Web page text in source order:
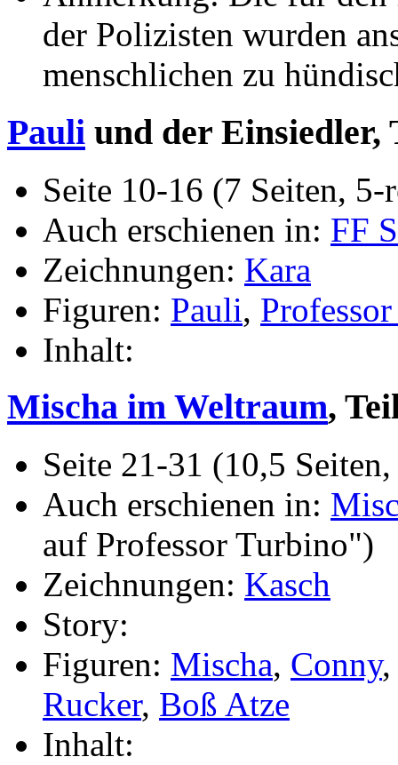
der Polizisten wurden
menschlichen zu
Pauli und der Einsiedler,
Seite 10-16 (7 Seiten,
Auch erschienen in: FF
Zeichnungen: Kara
Figuren: Pauli,
Inhalt:
Mischa im Weltraum,
Seite 21-31 (10,5
Auch erschienen in:
auf Professor Turbino")
Zeichnungen: Kasch
Story:
Figuren: Mischa, Conny
Rucker, Boß Atze
Inhalt: